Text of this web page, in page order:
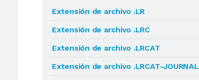
Extensión de archivo .LR
Extensión de archivo .LRC
Extensión de archivo .LRCAT
Extensión de archivo .LRCAT-JOURNAL